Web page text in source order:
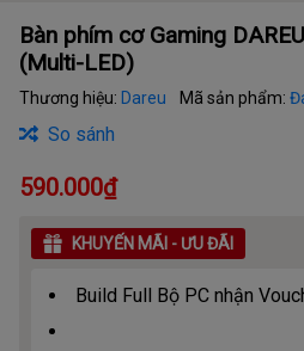
Bàn phím cơ Gaming
(Multi-LED)
Thương hiệu: Dareu Mã sản phẩm:
So sánh
590.000₫
KHUYẾN MÃI - ƯU ĐÃI
Build Full Bộ PC nhận